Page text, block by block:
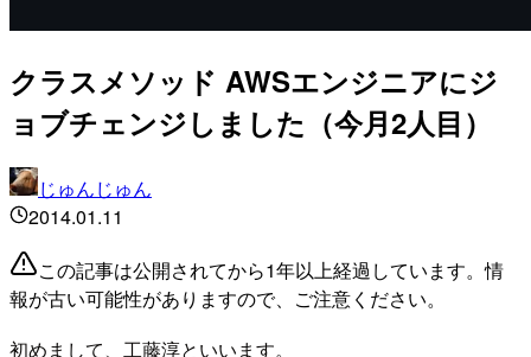
クラスメソッド AWSエンジニアにジ
ョブチェンジしました（今月2人目）
じゅんじゅん
2014.01.11
この記事は公開されてから1年以上経過しています。情
報が古い可能性がありますので、ご注意ください。
初めまして、工藤淳といいます。